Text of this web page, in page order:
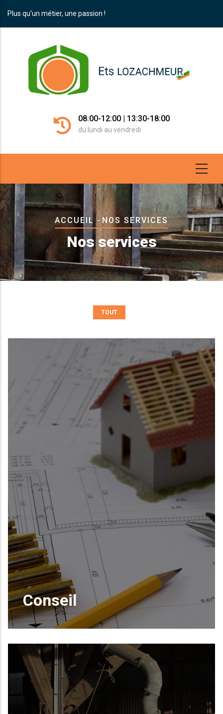
au
Plus qu'un métier, une passion !
08:00-12:00 | 13:30-18:00
du lundi au vendredi
Fil
d'Ariane
ACCUEIL -NOS SERVICES
Nos services
TOUT
Conseil
Calcul de structure, ingénierie, métrés,
conseil pour le choix d'une essence, ...
EN SAVOIR PLUS